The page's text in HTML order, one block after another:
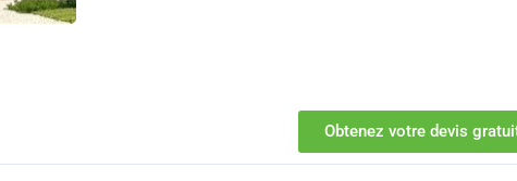
Obtenez votre devis